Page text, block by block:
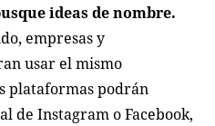
ideas de nombre.
empresas y
usar el mismo
plataformas podrán
de Instagram o Facebook,